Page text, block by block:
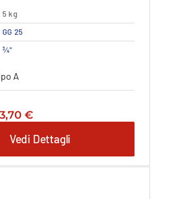
carrello
5 kg
GG 25
¾"
A
originale
€.
€Il
attuale
è:
13,70 €.
Vedi Dettagli